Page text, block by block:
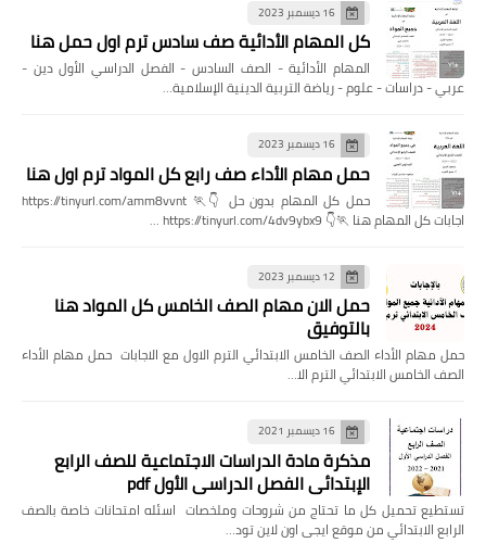
16 ديسمبر 2023
كل المهام الأدائية صف سادس ترم اول حمل هنا
المهام الأدائية - الصف السادس - الفصل الدراسي الأول دين -
عربي - دراسات - علوم - رياضة التربية الدينية الإسلامية…
16 ديسمبر 2023
حمل مهام الأداء صف رابع كل المواد ترم اول هنا
حمل كل المهام بدون حل 👇🏃 https://tinyurl.com/amm8vvnt
اجابات كل المهام هنا 🏃👇 https://tinyurl.com/4dv9ybx9 …
12 ديسمبر 2023
حمل الان مهام الصف الخامس كل المواد هنا
بالتوفيق
حمل مهام الأداء الصف الخامس الابتدائي الترم الاول مع الاجابات حمل مهام الأداء
الصف الخامس الابتدائي الترم الا…
16 ديسمبر 2021
مذكرة مادة الدراسات الاجتماعية للصف الرابع
الإبتدائي الفصل الدراسي الأول pdf
تستطيع تحميل كل ما تحتاج من شروحات وملخصات اسئله امتحانات خاصة بالصف
الرابع الابتدائي من موقع ايجى اون لاين تود…